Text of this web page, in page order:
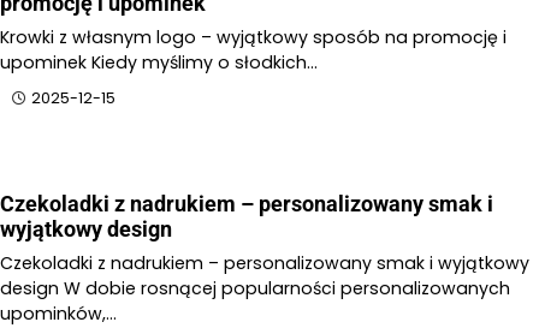
Krowki z własnym logo – wyjątkowy sposób na promocję i
upominek Kiedy myślimy o słodkich…
2025-12-15
Czekoladki z nadrukiem – personalizowany smak i
wyjątkowy design
Czekoladki z nadrukiem – personalizowany smak i wyjątkowy
design W dobie rosnącej popularności personalizowanych
upominków,…